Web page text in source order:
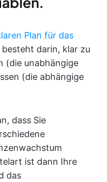
Plan für das
darin, klar zu
(die unabhängige
(die abhängige
dass Sie
ist dann Ihre
das